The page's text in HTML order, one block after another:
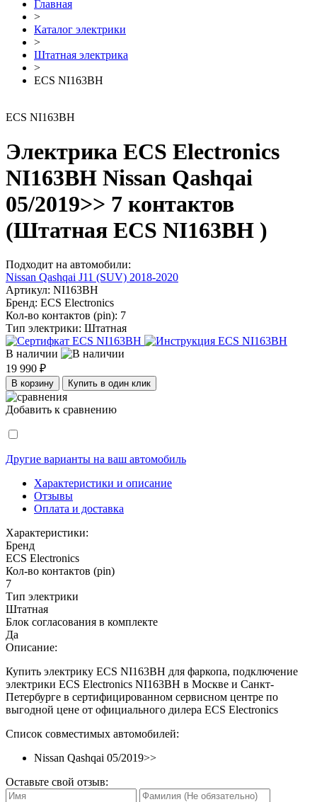
Главная
>
Каталог электрики
>
Штатная электрика
>
ECS NI163BH
ECS NI163BH
Электрика ECS Electronics
NI163BH Nissan Qashqai
05/2019>> 7 контактов
(Штатная ECS NI163BH )
Подходит на автомобили:
Nissan Qashqai J11 (SUV) 2018-2020
Артикул: NI163BH
Бренд: ECS Electronics
Кол-во контактов (pin): 7
Тип электрики: Штатная
В наличии
19 990 ₽
В корзину Купить в один клик
Добавить к сравнению
Другие варианты на ваш автомобиль
Характеристики и описание
Отзывы
Оплата и доставка
Характеристики:
Бренд
ECS Electronics
Кол-во контактов (pin)
7
Тип электрики
Штатная
Блок согласования в комплекте
Да
Описание:
Купить электрику ECS NI163BH для фаркопа, подключение
электрики ECS Electronics NI163BH в Москве и Санкт-
Петербурге в сертифицированном сервисном центре по
выгодной цене от официального дилера ECS Electronics
Список совместимых автомобилей:
Nissan Qashqai 05/2019>>
Оставьте свой отзыв: